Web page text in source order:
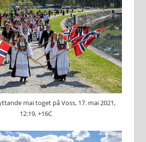
mai toget på Voss, 17. mai 2021,
12:19, +16C